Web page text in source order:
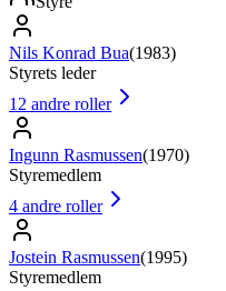
Nils Konrad Bua(1983)
Styrets leder
12 andre roller
Ingunn Rasmussen(1970)
Styremedlem
4 andre roller
Jostein Rasmussen(1995)
Styremedlem